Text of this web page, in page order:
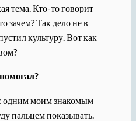
тема. Кто-то говорит
зачем? Так дело не в
культуру. Вот как
одним моим знакомым
пальцем показывать.